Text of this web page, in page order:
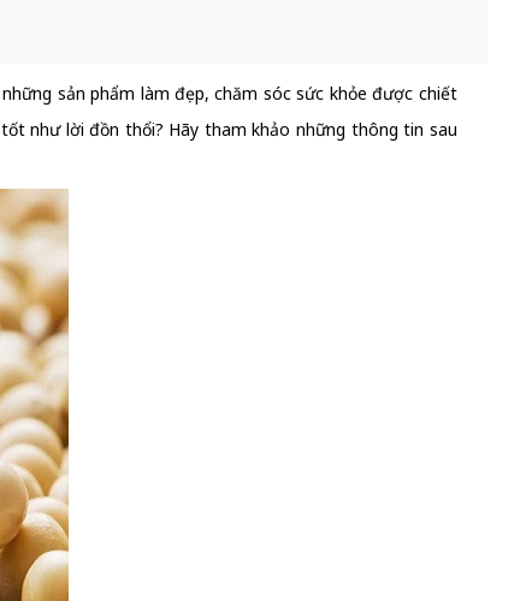
sản phẩm làm đẹp, chăm sóc sức khỏe được chiết
như lời đồn thổi? Hãy tham khảo những thông tin sau